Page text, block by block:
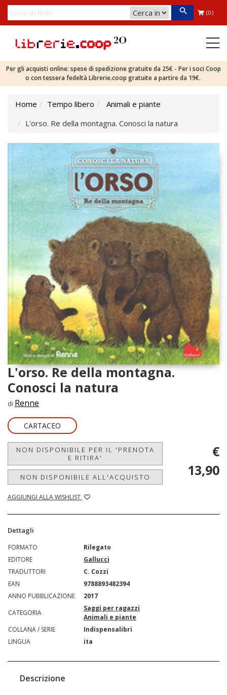
(0)
Per gli acquisti online: spese di spedizione gratuite da 25€ - Per i soci Coop
o con tessera fedeltà Librerie.coop gratuite a partire da 19€.
Home Tempo libero
Animali e piante
L'orso. Re della montagna. Conosci la natura
L'orso. Re della montagna.
Conosci la natura
di Renne
CARTACEO
NON DISPONIBILE PER IL 'PRENOTA
E RITIRA'
NON DISPONIBILE ALL'ACQUISTO
AGGIUNGI ALLA WISHLIST
€
13,90
Dettagli
FORMATO
Rilegato
EDITORE
Gallucci
TRADUTTORI
C. Cozzi
EAN
9788893482394
ANNO PUBBLICAZIONE
2017
CATEGORIA
Saggi per ragazzi
Animali e piante
COLLANA / SERIE
Indispensalibri
LINGUA
ita
Descrizione